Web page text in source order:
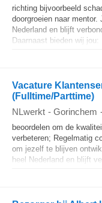
richting bijvoorbeeld
doorgroeien naar mentor.
Nederland en blijft
Daarnaast bieden wij
Vacature
(Fulltime/Parttime)
NLwerkt - Gorinchem
beoordelen om de
verbeteren; Regelmatig
om jezelf te blijven
heel Nederland en blijft